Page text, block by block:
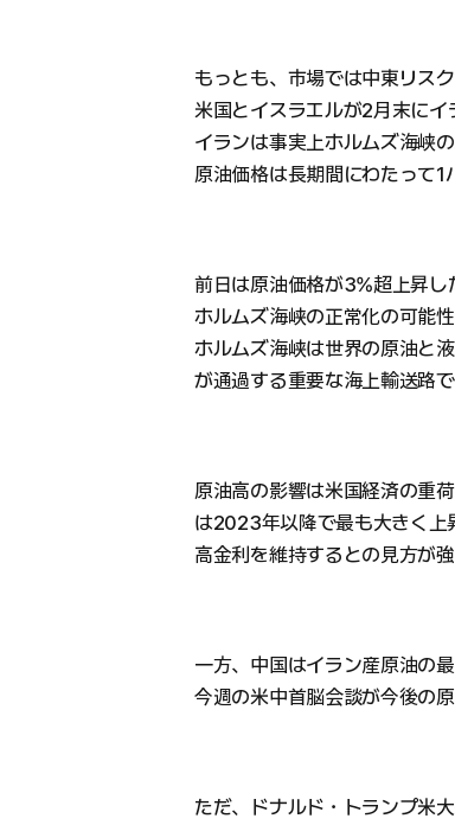
もっとも、市場では中東リス
米国とイスラエルが2月末にイ
イランは事実上ホルムズ海峡
原油価格は長期間にわたって1
前日は原油価格が3%超上昇し
ホルムズ海峡の正常化の可能
ホルムズ海峡は世界の原油と
が通過する重要な海上輸送路で
原油高の影響は米国経済の重
は2023年以降で最も大きく上
高金利を維持するとの見方が強
一方、中国はイラン産原油の
今週の米中首脳会談が今後の
ただ、ドナルド・トランプ米